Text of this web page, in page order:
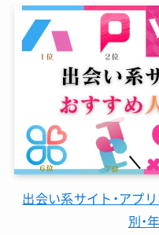
出会い系サイト・アプ
別・